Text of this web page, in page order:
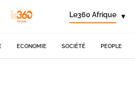
Le360 Afrique ▾
ECONOMIE SOCIÉTÉ PEOPLE